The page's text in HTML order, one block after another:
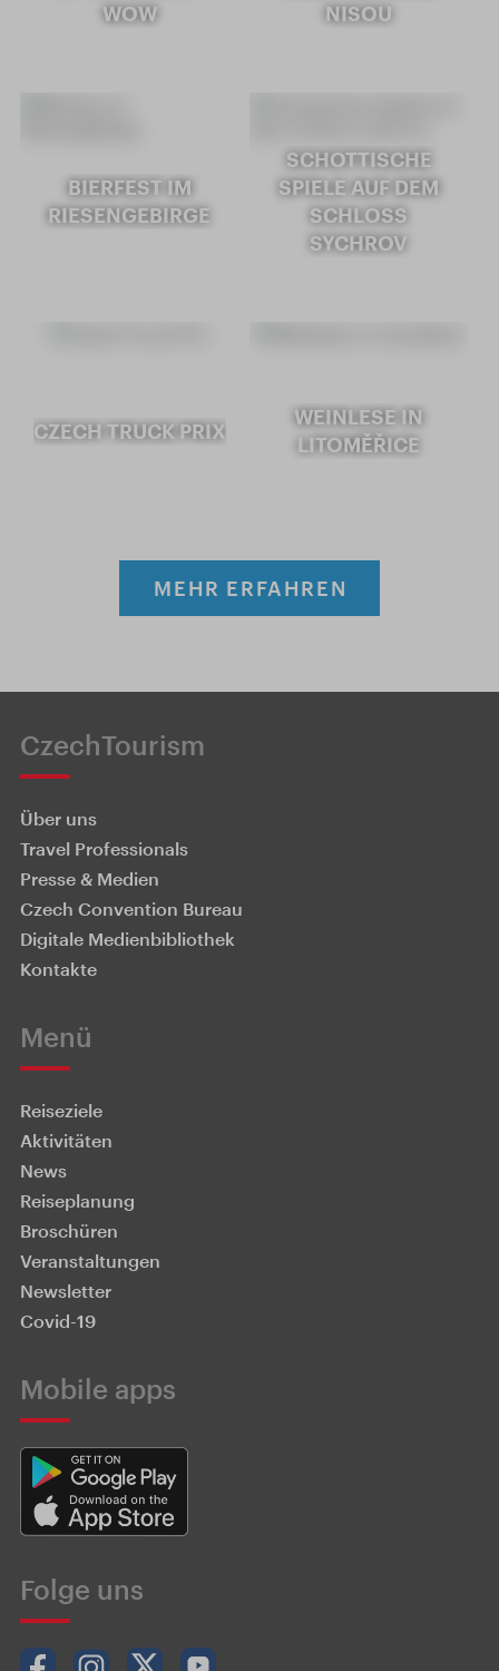
WOW
NISOU
BIERFEST IM
RIESENGEBIRGE
SCHOTTISCHE
SPIELE AUF DEM
SCHLOSS
SYCHROV
CZECH TRUCK PRIX
WEINLESE IN
LITOMĚŘICE
MEHR ERFAHREN
CzechTourism
Über uns
Travel Professionals
Presse & Medien
Czech Convention Bureau
Digitale Medienbibliothek
Kontakte
Menü
Reiseziele
Aktivitäten
News
Reiseplanung
Broschüren
Veranstaltungen
Newsletter
Covid-19
Mobile apps
Folge uns